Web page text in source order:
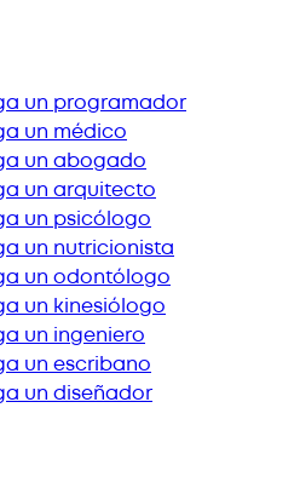
un programador
un médico
un abogado
un arquitecto
un psicólogo
un nutricionista
un odontólogo
un kinesiólogo
un ingeniero
un escribano
un diseñador